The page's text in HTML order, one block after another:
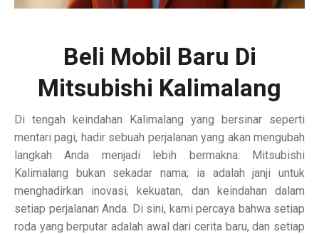
Beli Mobil Baru Di
Mitsubishi Kalimalang
Di tengah keindahan Kalimalang yang bersinar seperti
mentari pagi, hadir sebuah perjalanan yang akan mengubah
langkah Anda menjadi lebih bermakna. Mitsubishi
Kalimalang bukan sekadar nama; ia adalah janji untuk
menghadirkan inovasi, kekuatan, dan keindahan dalam
setiap perjalanan Anda. Di sini, kami percaya bahwa setiap
roda yang berputar adalah awal dari cerita baru, dan setiap